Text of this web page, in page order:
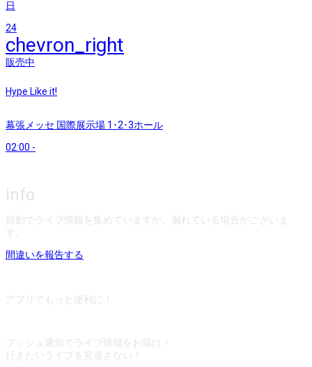
日
24
chevron_right
販売中
Hype Like it!
幕張メッセ 国際展示場 1･2･3ホール
02:00 -
info
自動でライブ情報を集めていますが、漏れている場合がございま
す。
間違いを報告する
アプリでもっと便利に！
プッシュ通知でライブ情報をお届け！
行きたいライブを見逃さない！